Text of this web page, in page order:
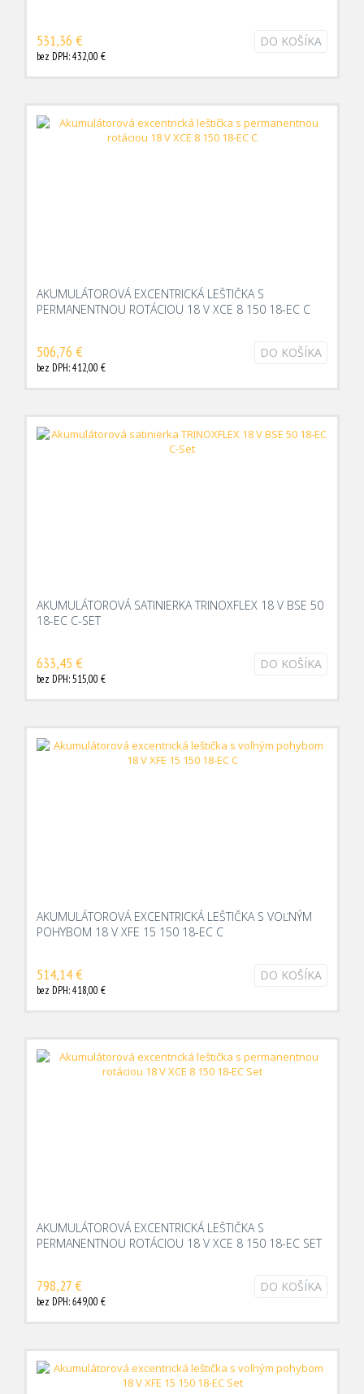
531,36 €
bez DPH: 432,00 €
DO KOŠÍKA
AKUMULÁTOROVÁ EXCENTRICKÁ LEŠTIČKA S
PERMANENTNOU ROTÁCIOU 18 V XCE 8 150 18-EC C
506,76 €
bez DPH: 412,00 €
DO KOŠÍKA
AKUMULÁTOROVÁ SATINIERKA TRINOXFLEX 18 V BSE 50
18-EC C-SET
633,45 €
bez DPH: 515,00 €
DO KOŠÍKA
AKUMULÁTOROVÁ EXCENTRICKÁ LEŠTIČKA S VOĽNÝM
POHYBOM 18 V XFE 15 150 18-EC C
514,14 €
bez DPH: 418,00 €
DO KOŠÍKA
AKUMULÁTOROVÁ EXCENTRICKÁ LEŠTIČKA S
PERMANENTNOU ROTÁCIOU 18 V XCE 8 150 18-EC SET
798,27 €
bez DPH: 649,00 €
DO KOŠÍKA